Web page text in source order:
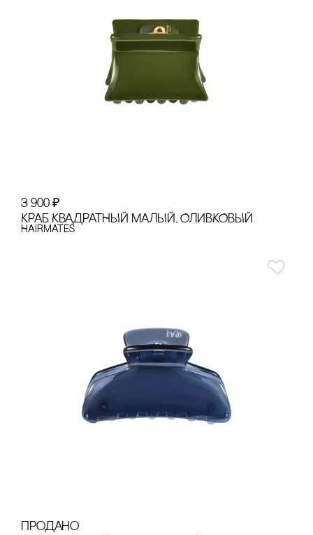
3 900 ₽
КРАБ КВАДРАТНЫЙ МАЛЫЙ, ОЛИВКОВЫЙ
Hairmates
продано